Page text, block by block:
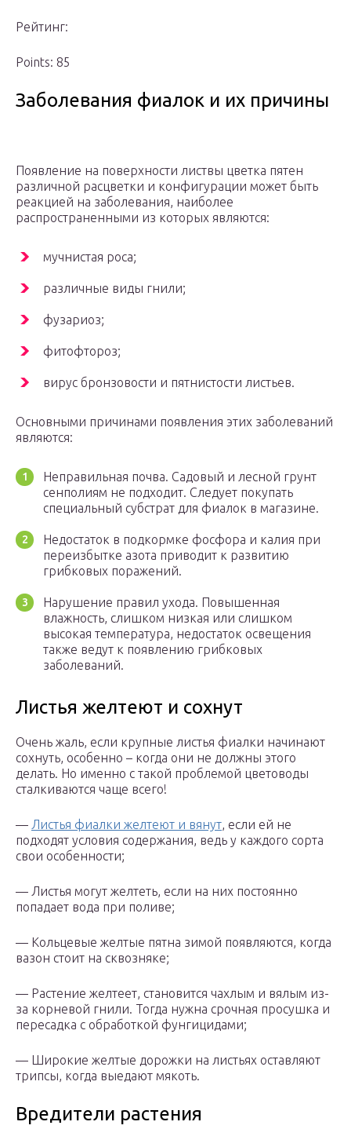
Рейтинг:
Points: 85
Заболевания фиалок и их причины
Появление на поверхности листвы цветка пятен
различной расцветки и конфигурации может быть
реакцией на заболевания, наиболее
распространенными из которых являются:
мучнистая роса;
различные виды гнили;
фузариоз;
фитофтороз;
вирус бронзовости и пятнистости листьев.
Основными причинами появления этих заболеваний
являются:
Неправильная почва. Садовый и лесной грунт
сенполиям не подходит. Следует покупать
специальный субстрат для фиалок в магазине.
Недостаток в подкормке фосфора и калия при
переизбытке азота приводит к развитию
грибковых поражений.
Нарушение правил ухода. Повышенная
влажность, слишком низкая или слишком
высокая температура, недостаток освещения
также ведут к появлению грибковых
заболеваний.
Листья желтеют и сохнут
Очень жаль, если крупные листья фиалки начинают
сохнуть, особенно – когда они не должны этого
делать. Но именно с такой проблемой цветоводы
сталкиваются чаще всего!
— Листья фиалки желтеют и вянут, если ей не
подходят условия содержания, ведь у каждого сорта
свои особенности;
— Листья могут желтеть, если на них постоянно
попадает вода при поливе;
— Кольцевые желтые пятна зимой появляются, когда
вазон стоит на сквозняке;
— Растение желтеет, становится чахлым и вялым из-
за корневой гнили. Тогда нужна срочная просушка и
пересадка с обработкой фунгицидами;
— Широкие желтые дорожки на листьях оставляют
трипсы, когда выедают мякоть.
Вредители растения